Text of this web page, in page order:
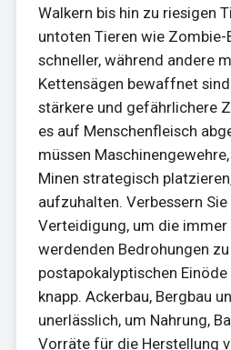
Walkern bis hin zu riesigen
untoten Tieren wie Zombie-
schneller, während andere
Kettensägen bewaffnet
stärkere und gefährlichere
es auf Menschenfleisch
müssen
Minen strategisch
aufzuhalten. Verbessern
Verteidigung, um die
werdenden Bedrohungen
postapokalyptischen
knapp. Ackerbau, Bergbau
unerlässlich, um Nahrung,
Vorräte für die Herstellung